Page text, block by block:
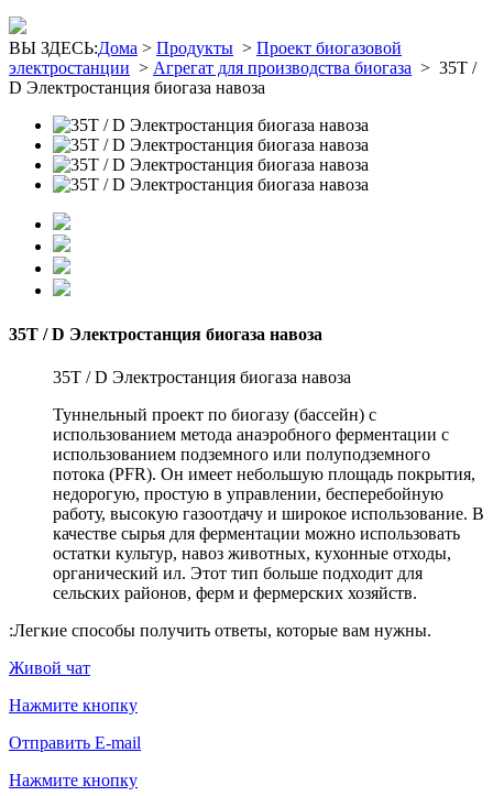
ВЫ ЗДЕСЬ:Дома > Продукты > Проект биогазовой
электростанции > Агрегат для производства биогаза > 35T /
D Электростанция биогаза навоза
35T / D Электростанция биогаза навоза
35T / D Электростанция биогаза навоза
Туннельный проект по биогазу (бассейн) с
использованием метода анаэробного ферментации с
использованием подземного или полуподземного
потока (PFR). Он имеет небольшую площадь покрытия,
недорогую, простую в управлении, бесперебойную
работу, высокую газоотдачу и широкое использование. В
качестве сырья для ферментации можно использовать
остатки культур, навоз животных, кухонные отходы,
органический ил. Этот тип больше подходит для
сельских районов, ферм и фермерских хозяйств.
:Легкие способы получить ответы, которые вам нужны.
Живой чат
Нажмите кнопку
Отправить E-mail
Нажмите кнопку